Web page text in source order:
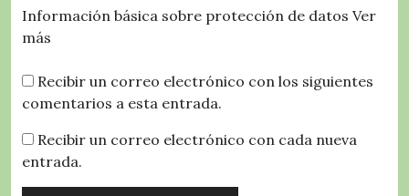
Información básica sobre protección de datos Ver
más
Recibir un correo electrónico con los siguientes
comentarios a esta entrada.
Recibir un correo electrónico con cada nueva
entrada.